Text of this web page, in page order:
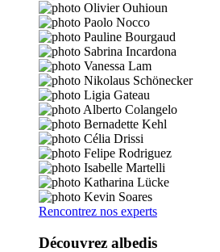
Rencontrez nos experts
Découvrez albedis